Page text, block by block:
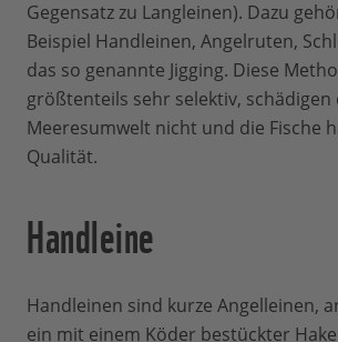
Gegensatz zu Langleinen). Dazu
Beispiel Handleinen, Angelruten,
das so genannte Jigging. Diese
größtenteils sehr selektiv, schädigen
Meeresumwelt nicht und die Fische
Qualität.
Handleine
Handleinen sind kurze Angelleinen,
ein mit einem Köder bestückter